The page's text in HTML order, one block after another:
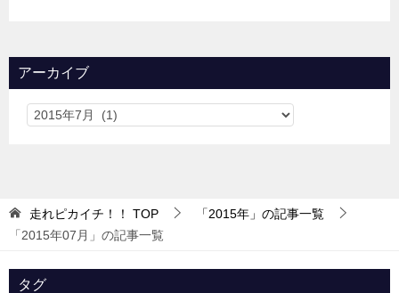
アーカイブ
走れピカイチ！！ TOP
「2015年」の記事一覧
「2015年07月」の記事一覧
タグ